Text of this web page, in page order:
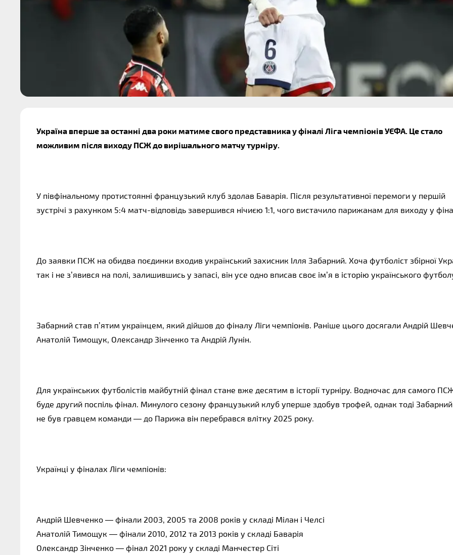
Україна вперше за останні два роки матиме свого представника у фіналі Ліга чемпіонів УЄФА. Це стало
можливим після виходу ПСЖ до вирішального матчу турніру.
У півфінальному протистоянні французький клуб здолав Баварія. Після результативної перемоги у першій
зустрічі з рахунком 5:4 матч-відповідь завершився нічиєю 1:1, чого вистачило парижанам для виходу у
До заявки ПСЖ на обидва поєдинки входив український захисник Ілля Забарний. Хоча футболіст збірної
так і не з’явився на полі, залишившись у запасі, він усе одно вписав своє ім’я в історію українського
Забарний став п’ятим українцем, який дійшов до фіналу Ліги чемпіонів. Раніше цього досягали Андрій
Анатолій Тимощук, Олександр Зінченко та Андрій Лунін.
Для українських футболістів майбутній фінал стане вже десятим в історії турніру. Водночас для самого
буде другий поспіль фінал. Минулого сезону французький клуб уперше здобув трофей, однак тоді
не був гравцем команди — до Парижа він перебрався влітку 2025 року.
Українці у фіналах Ліги чемпіонів:
Андрій Шевченко — фінали 2003, 2005 та 2008 років у складі Мілан і Челсі
Анатолій Тимощук — фінали 2010, 2012 та 2013 років у складі Баварія
Олександр Зінченко — фінал 2021 року у складі Манчестер Сіті